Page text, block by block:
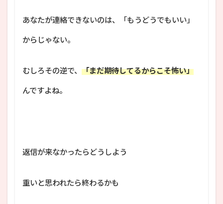
あなたが連絡できないのは、「もうどうでもいい」
からじゃない。
むしろその逆で、 「まだ期待してるからこそ怖い」
んですよね。
返信が来なかったらどうしよう
重いと思われたら終わるかも